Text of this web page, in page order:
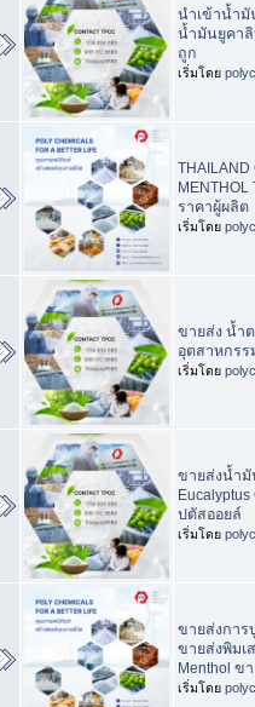
นำเข้าน้ำมั
น้ำมันยูคา
ถูก
เริ่มโดย
THAILAND
MENTHOL
ราคาผู้ผลิต
เริ่มโดย
ขายส่ง น้ำ
อุตสาหกรร
เริ่มโดย
ขายส่งน้ำมั
ปตัสออยล์
เริ่มโดย
ขายส่งการ
ขายส่งพิมเ
Menthol ข
เริ่มโดย